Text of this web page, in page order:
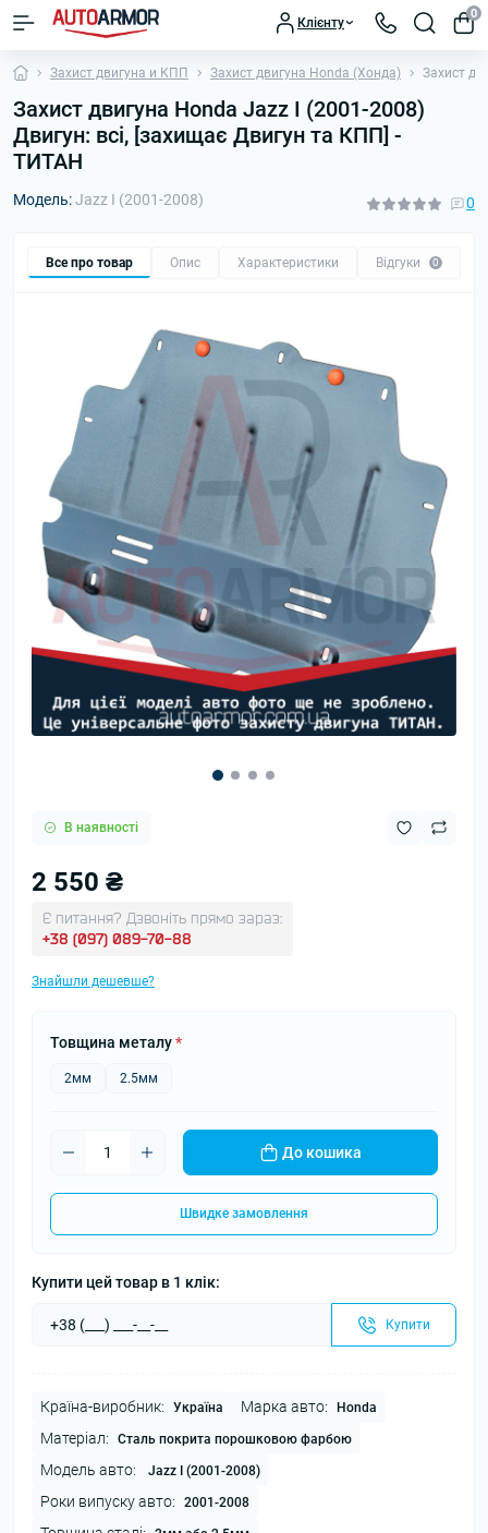
Клієнту
0
Захист двигуна и КПП Захист двигуна Honda (Хонда) Захист
Захист двигуна Honda Jazz I (2001-2008)
Двигун: всі, [захищає Двигун та КПП] -
ТИТАН
Модель:Jazz I (2001-2008) 0
Все про товар Опис Характеристики Відгуки 0
В наявності
2 550 ₴
Є питання? Дзвоніть прямо зараз:
+38 (097) 089-70-88
Знайшли дешевше?
Товщина металу*
2мм 2.5мм
До кошика
Швидке замовлення
Купити цей товар в 1 клік:
Купити
Країна-виробник: Україна Марка авто: Honda
Матеріал: Сталь покрита порошковою фарбою
Модель авто: Jazz I (2001-2008)
Роки випуску авто: 2001-2008